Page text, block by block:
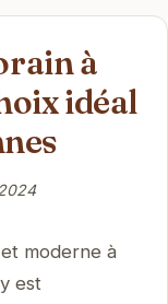
à
idéal
moderne à
est